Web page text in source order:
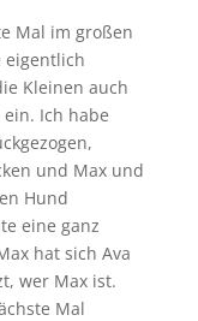
Mal im großen
eigentlich
Kleinen auch
Ich habe
und Max und
Hund
eine ganz
hat sich Ava
wer Max ist.
Mal